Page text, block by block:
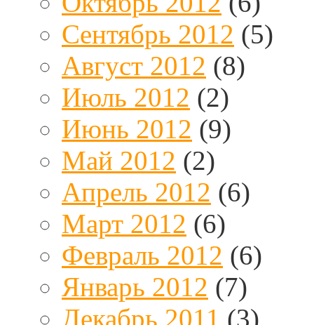
Сентябрь 2012 (5)
Август 2012 (8)
Июль 2012 (2)
Июнь 2012 (9)
Май 2012 (2)
Апрель 2012 (6)
Март 2012 (6)
Февраль 2012 (6)
Январь 2012 (7)
Декабрь 2011 (3)